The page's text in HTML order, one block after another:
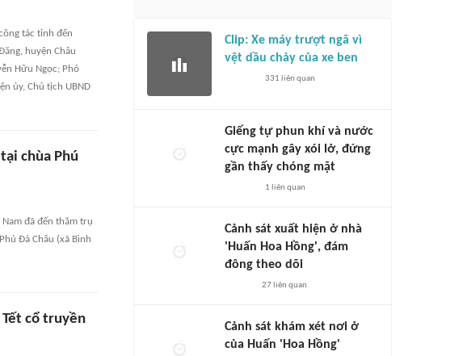
tác tỉnh đến
huyện Châu
Hữu Ngọc; Phó
ủy, Chủ tịch UBND
chùa Phú
đã đến thăm trụ
Đà Châu (xã Bình
cổ truyền
Clip: Xe máy trượt ngã vì
vệt dầu chảy của xe ben
331 liên quan
Giếng tự phun khí và nước
cực mạnh gây xói lở, đứng
gần thấy chóng mặt
1 liên quan
Cảnh sát xuất hiện ở nhà
'Huấn Hoa Hồng', đám
đông theo dõi
27liên quan
Cảnh sát khám xét nơi ở
của Huấn 'Hoa Hồng'